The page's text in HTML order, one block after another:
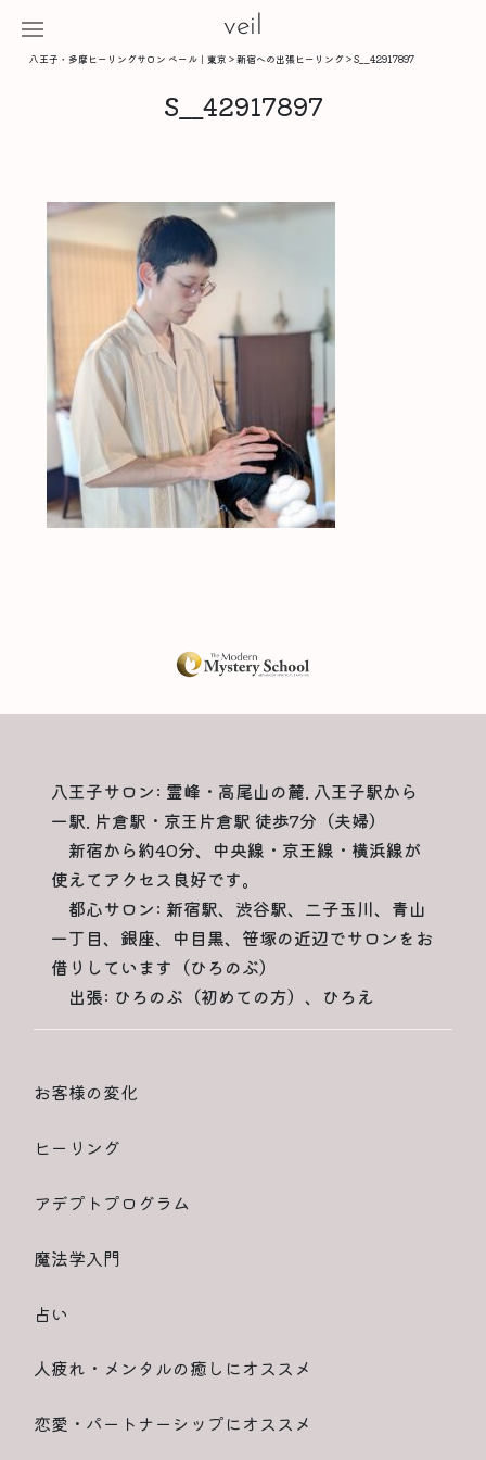
veil
八王子・多摩ヒーリングサロン ベール｜東京 >新宿への出張ヒーリング>S__42917897
S__42917897
八王子サロン: 霊峰・高尾山の麓. 八王子駅から
一駅. 片倉駅・京王片倉駅 徒歩7分（夫婦）
新宿から約40分、中央線・京王線・横浜線が
使えてアクセス良好です。
都心サロン: 新宿駅、渋谷駅、二子玉川、青山
一丁目、銀座、中目黒、笹塚の近辺でサロンをお
借りしています（ひろのぶ）
出張: ひろのぶ（初めての方）、ひろえ
お客様の変化
ヒーリング
アデプトプログラム
魔法学入門
占い
人疲れ・メンタルの癒しにオススメ
恋愛・パートナーシップにオススメ